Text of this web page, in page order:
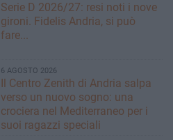
Serie D 2026/27: resi noti i nove
gironi. Fidelis Andria, si può
fare...
6 AGOSTO 2026
Il Centro Zenith di Andria salpa
verso un nuovo sogno: una
crociera nel Mediterraneo per i
suoi ragazzi speciali